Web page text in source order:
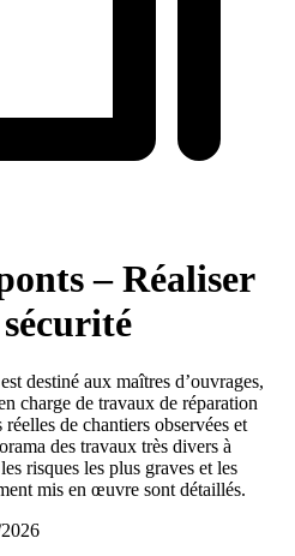
– Réaliser
destiné aux maîtres d’ouvrages,
charge de travaux de réparation
de chantiers observées et
des travaux très divers à
risques les plus graves et les
mis en œuvre sont détaillés.